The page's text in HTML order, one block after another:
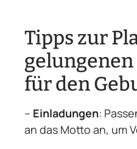
Tipps zur
für den
– Einladungen:
an das Motto an, um